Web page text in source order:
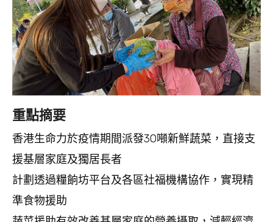
重點摘要
香港生命力於疫情期間派發30噸新鮮蔬菜，直接支
援基層家庭及獨居長者
計劃透過糧餉坊平台及各區社福機構協作，實現精
準食物援助